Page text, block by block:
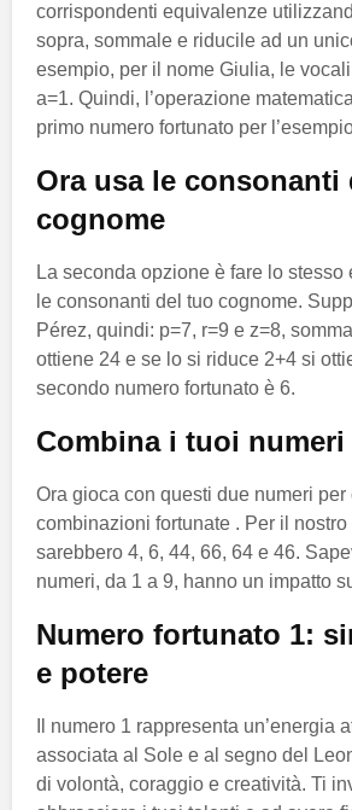
corrispondenti equivalenze
sopra, sommale e riducile ad un
esempio, per il nome Giulia, le
a=1. Quindi, l’operazione
primo numero fortunato per
Ora usa le consonanti
cognome
La seconda opzione è fare lo stesso
le consonanti del tuo cognome.
Pérez, quindi: p=7, r=9 e z=8,
ottiene 24 e se lo si riduce 2+4 si
secondo numero fortunato è 6.
Combina i tuoi numeri
Ora gioca con questi due numeri per
combinazioni fortunate . Per il nostro
sarebbero 4, 6, 44, 66, 64 e 46.
numeri, da 1 a 9, hanno un impatto
Numero fortunato 1:
e potere
Il numero 1 rappresenta un’energia
associata al Sole e al segno del
di volontà, coraggio e creatività. Ti